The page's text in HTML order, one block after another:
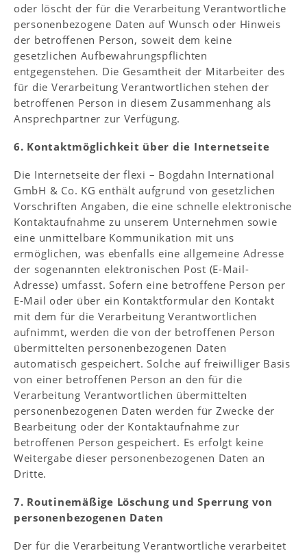
oder löscht der für die Verarbeitung Verantwortliche
personenbezogene Daten auf Wunsch oder Hinweis
der betroffenen Person, soweit dem keine
gesetzlichen Aufbewahrungspflichten
entgegenstehen. Die Gesamtheit der Mitarbeiter des
für die Verarbeitung Verantwortlichen stehen der
betroffenen Person in diesem Zusammenhang als
Ansprechpartner zur Verfügung.
6. Kontaktmöglichkeit über die Internetseite
Die Internetseite der flexi – Bogdahn International
GmbH & Co. KG enthält aufgrund von gesetzlichen
Vorschriften Angaben, die eine schnelle elektronische
Kontaktaufnahme zu unserem Unternehmen sowie
eine unmittelbare Kommunikation mit uns
ermöglichen, was ebenfalls eine allgemeine Adresse
der sogenannten elektronischen Post (E-Mail-
Adresse) umfasst. Sofern eine betroffene Person per
E-Mail oder über ein Kontaktformular den Kontakt
mit dem für die Verarbeitung Verantwortlichen
aufnimmt, werden die von der betroffenen Person
übermittelten personenbezogenen Daten
automatisch gespeichert. Solche auf freiwilliger Basis
von einer betroffenen Person an den für die
Verarbeitung Verantwortlichen übermittelten
personenbezogenen Daten werden für Zwecke der
Bearbeitung oder der Kontaktaufnahme zur
betroffenen Person gespeichert. Es erfolgt keine
Weitergabe dieser personenbezogenen Daten an
Dritte.
7. Routinemäßige Löschung und Sperrung von
personenbezogenen Daten
Der für die Verarbeitung Verantwortliche verarbeitet